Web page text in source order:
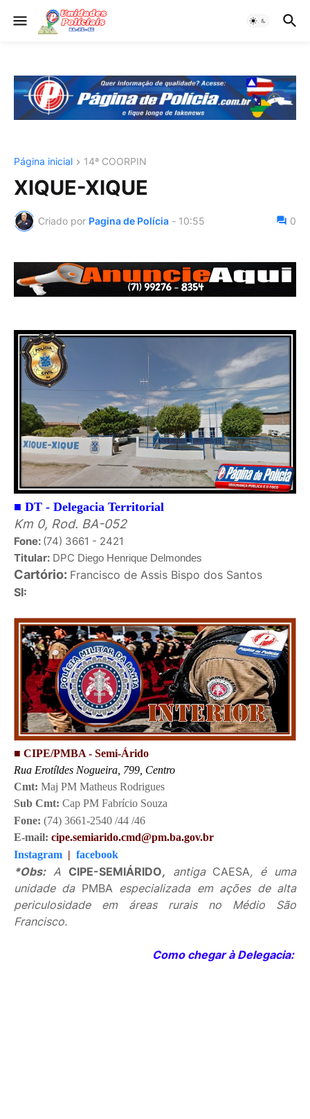
Página inicial 14ª COORPIN
XIQUE-XIQUE
Criado por Pagina de Polícia - 10:55 0
■ DT - Delegacia Territorial
Km 0, Rod. BA-052
Fone: (74) 3661 - 2421
Titular: DPC Diego Henrique Delmondes
Cartório: Francisco de Assis Bispo dos Santos
SI:
■ CIPE/PMBA - Semi-Árido
Rua Erotíldes Nogueira, 799, Centro
Cmt: Maj PM Matheus Rodrigues
Sub Cmt: Cap PM Fabrício Souza
Fone: (74) 3661-2540 /44 /46
E-mail: cipe.semiarido.cmd@pm.ba.gov.br
Instagram | facebook
*Obs: A CIPE-SEMIÁRIDO, antiga CAESA, é uma
unidade da PMBA especializada em ações de alta
periculosidade em áreas rurais no Médio São
Francisco.
Como chegar à Delegacia: